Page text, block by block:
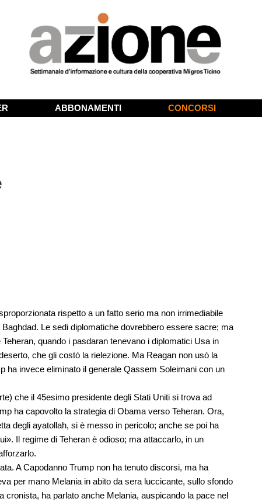
ABBONAMENTI CONCORSI
rispetto a un fatto serio ma non irrimediabile
Le sedi diplomatiche dovrebbero essere sacre; ma
quando i pasdaran tenevano i diplomatici Usa in
che gli costò la rielezione. Ma Reagan non usò la
ha invece eliminato il generale Qassem Soleimani con un
che il 45esimo presidente degli Stati Uniti si trova ad
ha capovolto la strategia di Obama verso Teheran. Ora,
degli ayatollah, si è messo in pericolo; anche se poi ha
Il regime di Teheran è odioso; ma attaccarlo, in un
A Capodanno Trump non ha tenuto discorsi, ma ha
per mano Melania in abito da sera luccicante, sullo sfondo
ha parlato anche Melania, auspicando la pace nel